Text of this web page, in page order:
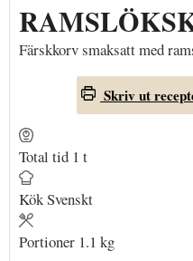
Färskkorv smaksatt med
Skriv ut
Total tid 1 t
KökSvenskt
Portioner 1.1 kg